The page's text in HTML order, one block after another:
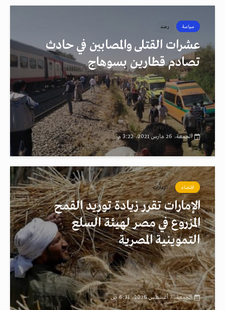
سياسة رصد
عشرات القتلى والمصابين في حادث
تصادم قطارين بسوهاج
الجمعة، 26 مارس 2021، 3:22 م
اقتصاد الإمارات
الإمارات تقرر زيادة توريد القمح
المزروع في مصر لهيئة السلع
التموينية المصرية
الجمعة، 7 أغسطس 2026، 6:31 ص